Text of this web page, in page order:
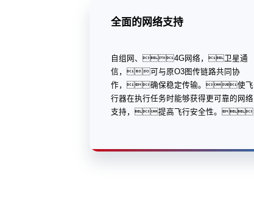
全面的网络支持
自组网、4G网络，卫星通
信，可与原O3图传链路共同协
作，确保稳定传输。使飞
行器在执行任务时能够获得更可靠的网络
支持，提高飞行安全性。